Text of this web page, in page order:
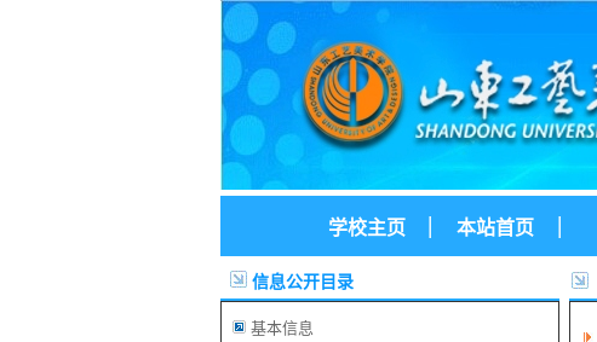
学校主页 | 本站首页 |
信息公开目录
基本信息